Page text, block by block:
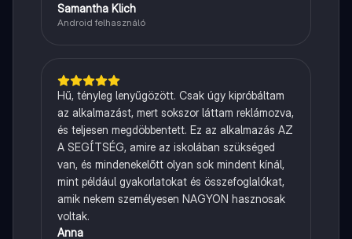
Samantha Klich
Android felhasználó
Hű, tényleg lenyűgözött. Csak úgy kipróbáltam
az alkalmazást, mert sokszor láttam reklámozva,
és teljesen megdöbbentett. Ez az alkalmazás AZ
A SEGÍTSÉG, amire az iskolában szükséged
van, és mindenekelőtt olyan sok mindent kínál,
mint például gyakorlatokat és összefoglalókat,
amik nekem személyesen NAGYON hasznosak
voltak.
Anna